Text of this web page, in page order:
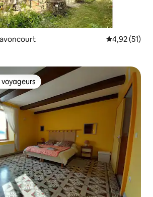
Évaluation
4,92 (51)
les plus appréciés